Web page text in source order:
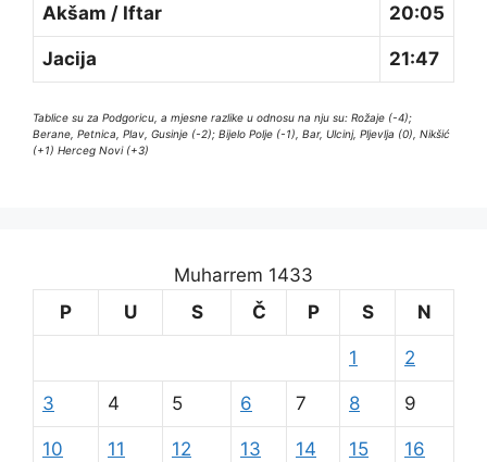
Akšam / Iftar 20:05
Jacija 21:47
Tablice su za Podgoricu, a mjesne razlike u odnosu na nju su: Rožaje (-4);
Berane, Petnica, Plav, Gusinje (-2); Bijelo Polje (-1), Bar, Ulcinj, Pljevlja (0), Nikšić
(+1) Herceg Novi (+3)
Muharrem 1433
P
U S Č P S N
1 2
3 4 5 6 7 8 9
10 11 12 13 14 15 16